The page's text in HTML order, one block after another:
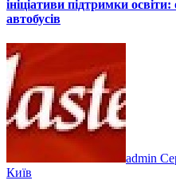
ініціативи підтримки
автобусів
admin
Київ